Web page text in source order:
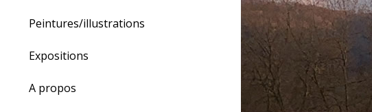
Peintures/illustrations
Expositions
A propos